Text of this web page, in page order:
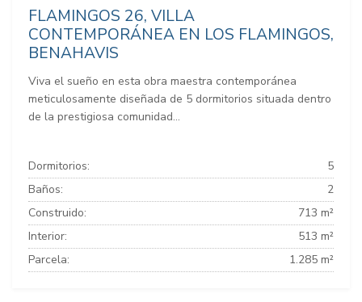
FLAMINGOS 26, VILLA
CONTEMPORÁNEA EN LOS FLAMINGOS,
BENAHAVIS
Viva el sueño en esta obra maestra contemporánea
meticulosamente diseñada de 5 dormitorios situada dentro
de la prestigiosa comunidad...
Dormitorios:
5
Baños:
2
Construido:
713 m²
Interior:
513 m²
Parcela:
1.285 m²